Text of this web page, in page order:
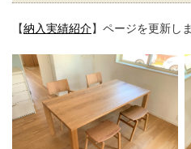
【納入実績紹介】ページを更新し